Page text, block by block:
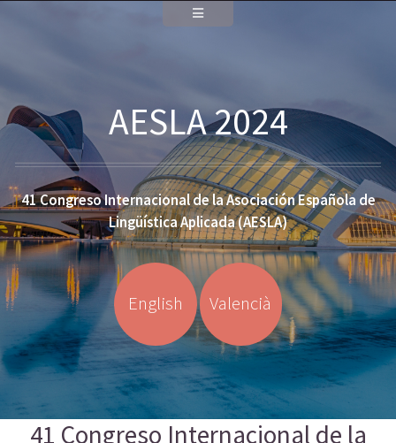
AESLA 2024
41 Congreso Internacional de la Asociación Española de
Lingüística Aplicada (AESLA)
English Valencià
41 Congreso Internacional de la